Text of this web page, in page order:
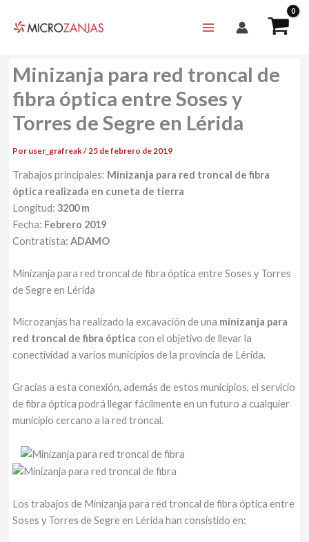
Minizanja para red troncal de
fibra óptica entre Soses y
Torres de Segre en Lérida
Por user_grafreak/25 de febrero de 2019
Trabajos principales: Minizanja para red troncal de fibra
óptica realizada en cuneta de tierra
Longitud: 3200 m
Fecha: Febrero 2019
Contratista: ADAMO
Minizanja para red troncal de fibra óptica entre Soses y Torres
de Segre en Lérida
Microzanjas ha realizado la excavación de una minizanja para
red troncal de fibra óptica con el objetivo de llevar la
conectividad a varios municipios de la provincia de Lérida.
Gracias a esta conexión, además de estos municipios, el servicio
de fibra óptica podrá llegar fácilmente en un futuro a cualquier
municipio cercano a la red troncal.
Los trabajos de Minizanja para red troncal de fibra óptica entre
Soses y Torres de Segre en Lérida han consistido en: